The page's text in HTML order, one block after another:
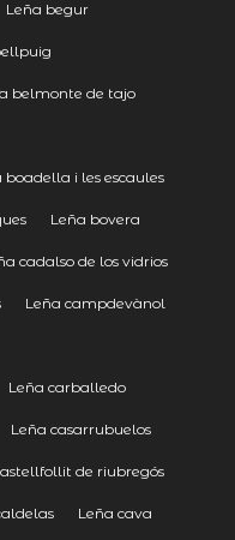
Leña begur
belmonte de tajo
boadella i les escaules
Leña bovera
cadalso de los vidrios
Leña campdevànol
Leña carballedo
Leña casarrubuelos
de riubregós
Leña cava